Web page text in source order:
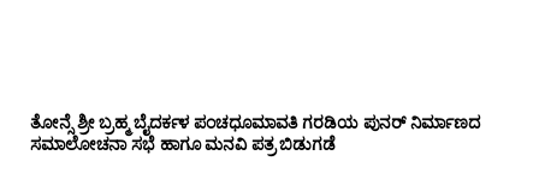
ತೋನ್ಸೆ ಶ್ರೀ ಬ್ರಹ್ಮ ಬೈದರ್ಕಳ ಪಂಚಧೂಮಾವತಿ ಗರಡಿಯ ಪುನರ್ ನಿರ್ಮಾಣದ
ಸಮಾಲೋಚನಾ ಸಭೆ ಹಾಗೂ ಮನವಿ ಪತ್ರ ಬಿಡುಗಡೆ